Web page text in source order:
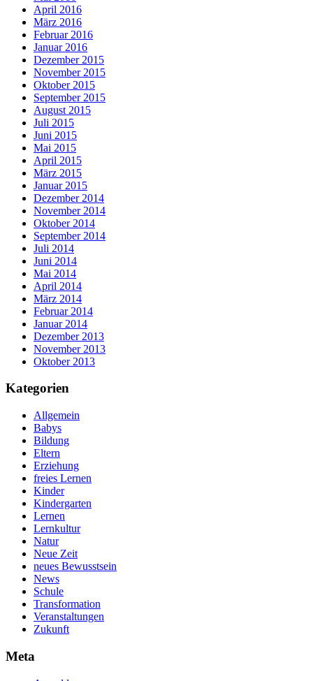
April 2016
März 2016
Februar 2016
Januar 2016
Dezember 2015
November 2015
Oktober 2015
September 2015
August 2015
Juli 2015
Juni 2015
Mai 2015
April 2015
März 2015
Januar 2015
Dezember 2014
November 2014
Oktober 2014
September 2014
Juli 2014
Juni 2014
Mai 2014
April 2014
März 2014
Februar 2014
Januar 2014
Dezember 2013
November 2013
Oktober 2013
Kategorien
Allgemein
Babys
Bildung
Eltern
Erziehung
freies Lernen
Kinder
Kindergarten
Lernen
Lernkultur
Natur
Neue Zeit
neues Bewusstsein
News
Schule
Transformation
Veranstaltungen
Zukunft
Meta